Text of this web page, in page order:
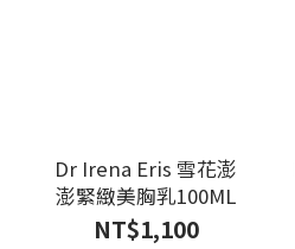
Dr Irena Eris 雪花澎
澎緊緻美胸乳100ML
NT$1,100